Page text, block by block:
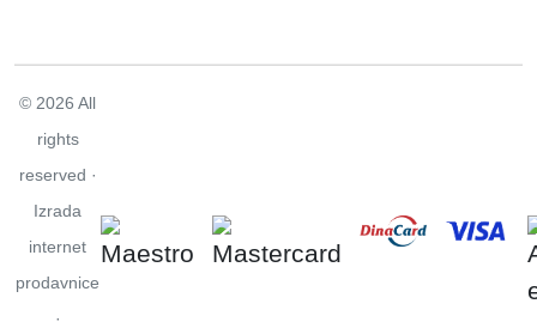
© 2026 All
rights
reserved ·
Izrada
internet
prodavnice
·